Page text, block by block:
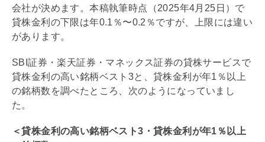
会社が決めます。本稿執筆時点（2025年4月25日）で
貸株金利の下限は年0.1％〜0.2％ですが、上限には違い
があります。
SBI証券・楽天証券・マネックス証券の貸株サービスで
貸株金利の高い銘柄ベスト3と、貸株金利が年1％以上
の銘柄数を調べたところ、次のようになっていまし
た。
＜貸株金利の高い銘柄ベスト3・貸株金利が年1％以上